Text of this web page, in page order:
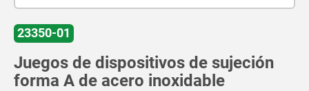
23350-01
Juegos de dispositivos de sujeción
forma A de acero inoxidable